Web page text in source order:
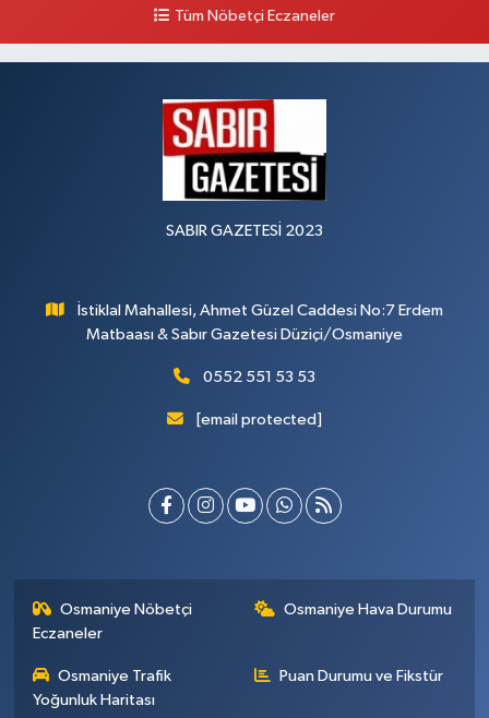
Tüm Nöbetçi Eczaneler
SABIR GAZETESİ 2023
İstiklal Mahallesi, Ahmet Güzel Caddesi No:7 Erdem
Matbaası & Sabır Gazetesi Düziçi/Osmaniye
0552 551 53 53
[email protected]
Osmaniye Nöbetçi
Eczaneler
Osmaniye Hava Durumu
Osmaniye Trafik
Yoğunluk Haritası
Puan Durumu ve Fikstür